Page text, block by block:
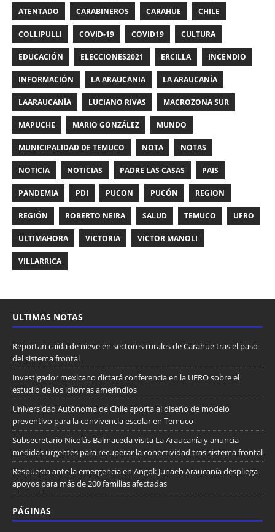
ATENTADO CARABINEROS CARAHUE CHILE
COLLIPULLI COVID-19 COVID19 CULTURA
EDUCACIÓN ELECCIONES2021 ERCILLA INCENDIO
INFORMACIÓN LA ARAUCANIA LA ARAUCANÍA
LAARAUCANÍA LUCIANO RIVAS MACROZONA SUR
MAPUCHE MARIO GONZÁLEZ MUNDO
MUNICIPALIDAD DE TEMUCO NOTA NOTAS
NOTICIA NOTICIAS PADRE LAS CASAS PAIS
PANDEMIA PDI PUCON PUCÓN REGION
REGIÓN ROBERTO NEIRA SALUD TEMUCO UFRO
ULTIMAHORA VICTORIA VICTOR MANOLI
VILLARRICA
ULTIMAS NOTAS
Reportan caída de nieve en sectores rurales de Carahue tras el paso
del sistema frontal
Investigador mexicano dictará conferencia en la UFRO sobre el
estudio de los idiomas amerindios
Universidad Autónoma de Chile aporta al diseño de modelo
preventivo para la convivencia escolar en Temuco
Subsecretario Nicolás Balmaceda visita La Araucanía y anuncia
medidas urgentes para recuperar la conectividad tras sistema frontal
Respuesta ante la emergencia en Angol: Junaeb Araucanía despliega
apoyos para más de 200 familias afectadas
PÁGINAS